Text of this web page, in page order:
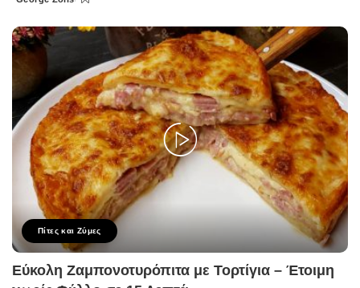
Posted
Πίτες και Ζύμες
Εύκολη Ζαμπονοτυρόπιτα με Τορτίγια – Έτοιμη